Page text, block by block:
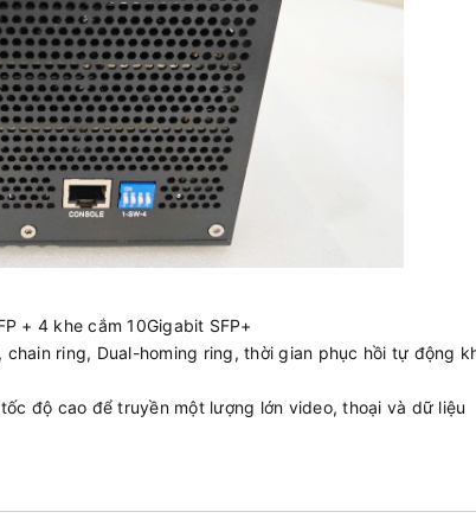
+ 4 khe cắm 10Gigabit SFP+
ring, Dual-homing ring, thời gian phục hồi tự động
độ cao để truyền một lượng lớn video, thoại và dữ liệu